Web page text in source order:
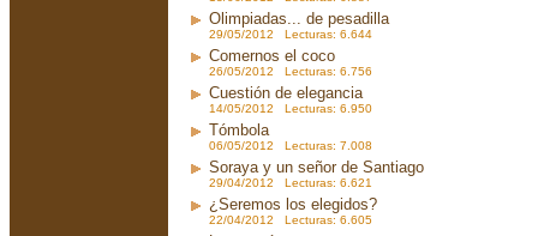
Olimpiadas... de pesadilla
29/05/2012 Lecturas: 6.644
Comernos el coco
26/05/2012 Lecturas: 6.756
Cuestión de elegancia
14/05/2012 Lecturas: 6.950
Tómbola
06/05/2012 Lecturas: 7.008
Soraya y un señor de Santiago
29/04/2012 Lecturas: 6.621
¿Seremos los elegidos?
22/04/2012 Lecturas: 6.605